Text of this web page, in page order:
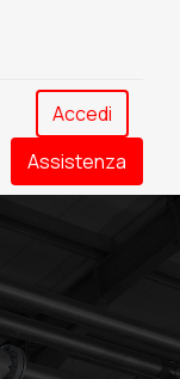
Accedi
Assistenza​